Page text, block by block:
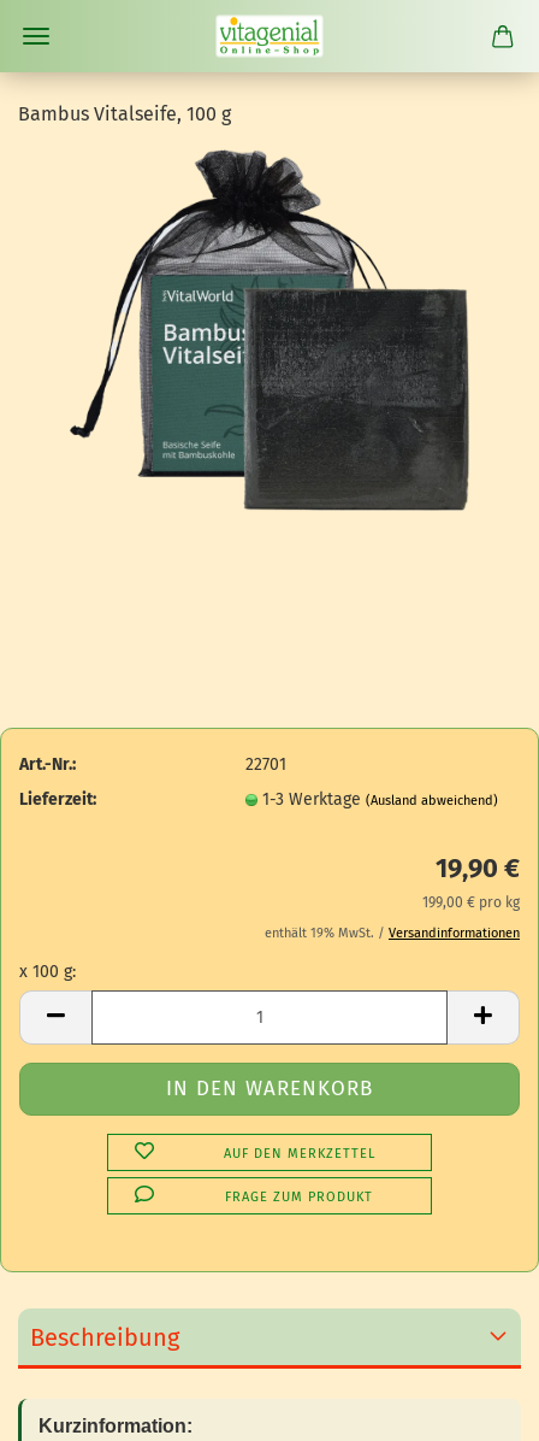
Bam­bus Vi­tal­sei­fe, 100 g
Art.-Nr.:
22701
Lieferzeit:
1-3 Werktage(Ausland abweichend)
19,90 €
199,00 € pro kg
enthält 19% MwSt. / Versandinformationen
x 100 g:
x 100 g
AUF DEN MERKZETTEL
FRAGE ZUM PRODUKT
Beschreibung
Kurzinformation: